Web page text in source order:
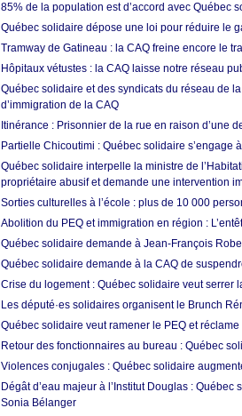
85% de la population est d’accord avec Québec
Québec solidaire dépose une loi pour réduire le
Tramway de Gatineau : la CAQ freine encore le
Hôpitaux vétustes : la CAQ laisse notre réseau
Québec solidaire et des syndicats du réseau de
d’immigration de la CAQ
Itinérance : Prisonnier de la rue en raison d’une
Partielle Chicoutimi : Québec solidaire
Québec solidaire interpelle la ministre de
propriétaire abusif et demande une intervention
Sorties culturelles à l’école : plus de 10 000
Abolition du PEQ et immigration en région :
Québec solidaire demande à Jean-François
Québec solidaire demande à la CAQ de
Crise du logement : Québec solidaire veut serrer
Les député·es solidaires organisent le Brunch
Québec solidaire veut ramener le PEQ et
Retour des fonctionnaires au bureau : Québec
Violences conjugales : Québec solidaire
Dégât d’eau majeur à l’Institut Douglas :
Sonia Bélanger